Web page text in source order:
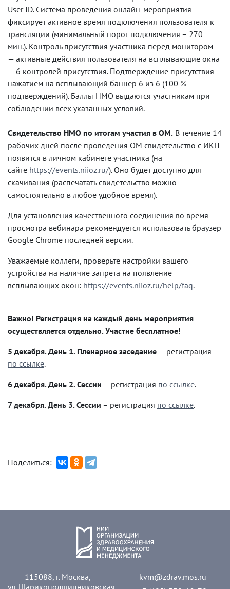
User ID. Система проведения онлайн-мероприятия
фиксирует активное время подключения пользователя к
трансляции (минимальный порог подключения – 270
мин.). Контроль присутствия участника перед монитором
— активные действия пользователя на всплывающие окна
— 6 контролей присутствия. Подтверждение присутствия
нажатием на всплывающий баннер 6 из 6 (100 %
подтверждений). Баллы НМО выдаются участникам при
соблюдении всех указанных условий.
Свидетельство НМО по итогам участия в ОМ. В течение 14
рабочих дней после проведения ОМ свидетельство с ИКП
появится в личном кабинете участника (на
сайте https://events.niioz.ru/). Оно будет доступно для
скачивания (распечатать свидетельство можно
самостоятельно в любое удобное время).
Для установления качественного соединения во время
просмотра вебинара рекомендуется использовать браузер
Google Chrome последней версии.
Уважаемые коллеги, проверьте настройки вашего
устройства на наличие запрета на появление
всплывающих окон: https://events.niioz.ru/help/faq.
Важно! Регистрация на каждый день мероприятия
осуществляется отдельно. Участие бесплатное!
5 декабря. День 1. Пленарное заседание – регистрация
по ссылке.
6 декабря. День 2. Сессии – регистрация по ссылке.
7 декабря. День 3.Сессии – регистрация по ссылке.
Поделиться:
115088, г. Москва,
ул. Шарикоподшипниковская,
kvm@zdrav.mos.ru